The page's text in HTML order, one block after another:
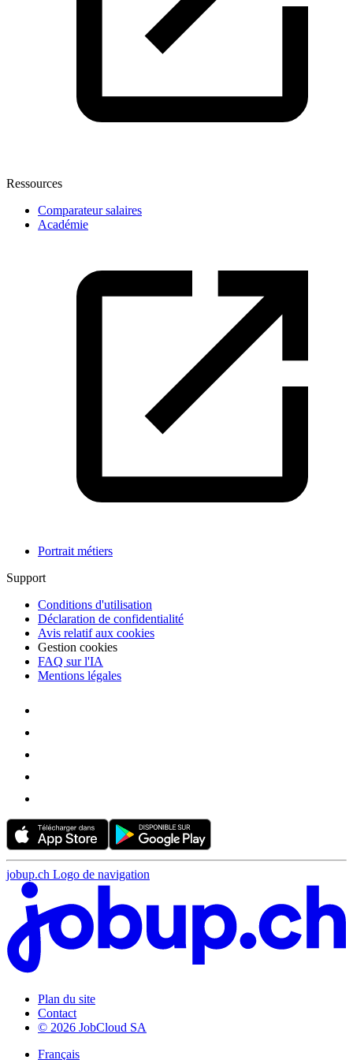
Ressources
Comparateur salaires
Académie
Portrait métiers
Support
Conditions d'utilisation
Déclaration de confidentialité
Avis relatif aux cookies
Gestion cookies
FAQ sur l'IA
Mentions légales
jobup.ch Logo de navigation
Plan du site
Contact
© 2026 JobCloud SA
Français